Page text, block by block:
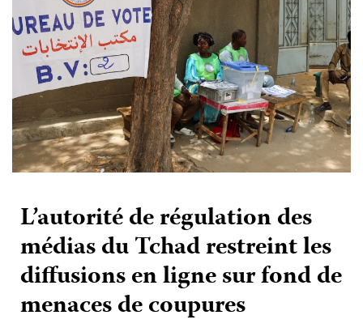
L’autorité de régulation des
médias du Tchad restreint les
diffusions en ligne sur fond de
menaces de coupures